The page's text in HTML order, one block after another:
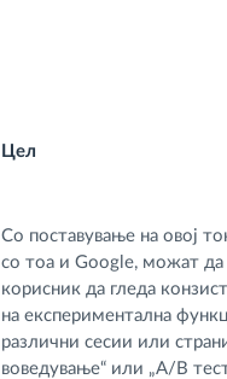
Цел
Со поставување на овој
со тоа и Google, можат да
корисник да гледа
на експериментална
различни сесии или
воведување“ или „A/B